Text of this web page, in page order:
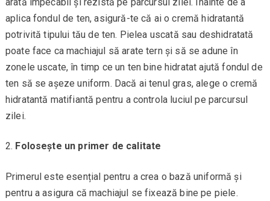
aplica fondul de ten, asigură-te că ai o cremă hidratantă
potrivită tipului tău de ten. Pielea uscată sau deshidratată
poate face ca machiajul să arate tern și să se adune în
zonele uscate, în timp ce un ten bine hidratat ajută fondul de
ten să se așeze uniform. Dacă ai tenul gras, alege o cremă
hidratantă matifiantă pentru a controla luciul pe parcursul
zilei.
Folosește un primer de calitate
Primerul este esențial pentru a crea o bază uniformă și
pentru a asigura că machiajul se fixează bine pe piele.